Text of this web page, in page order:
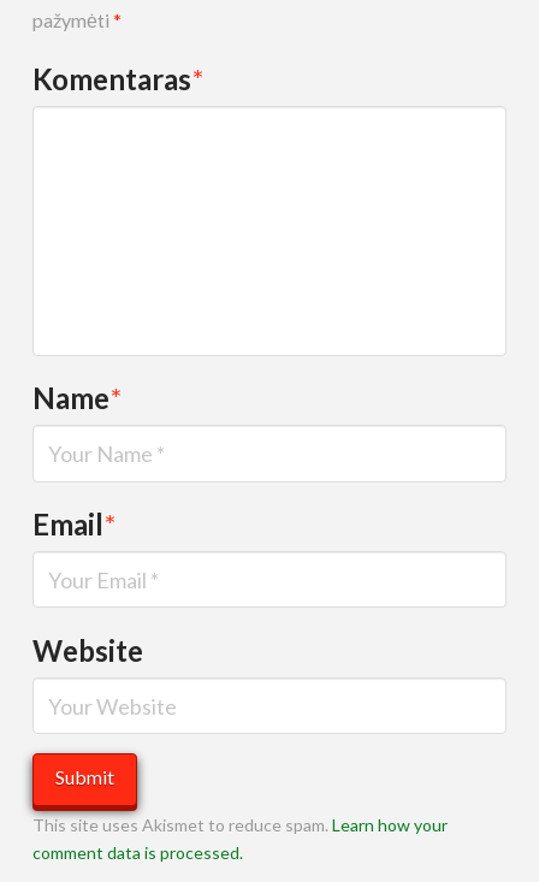
pažymėti *
Komentaras*
Name*
Email*
Website
This site uses Akismet to reduce spam. Learn how your
comment data is processed.